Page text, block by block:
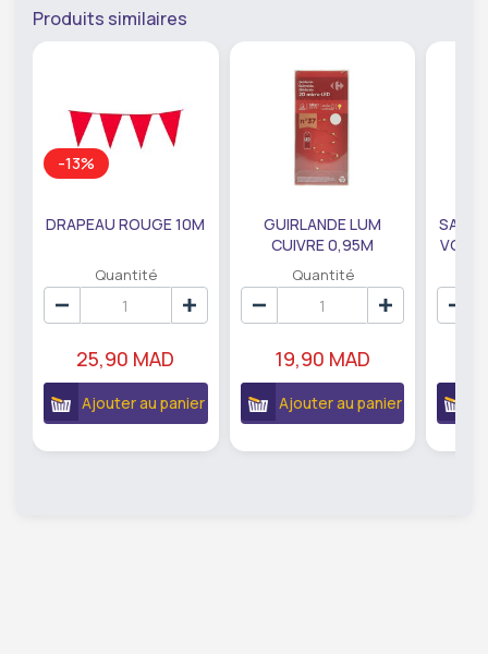
Produits similaires
-13%
DRAPEAU ROUGE 10M
Quantité
25,90 MAD
Ajouter au panier
GUIRLANDE LUM
CUIVRE 0,95M
DE79207
Quantité
19,90 MAD
Ajouter au panier